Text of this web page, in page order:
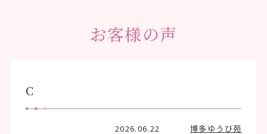
お客様の声
C
2026.06.22 博多ゆうび苑